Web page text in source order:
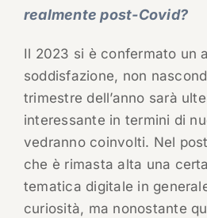
realmente post-Covid?
Il 2023 si è confermato un
soddisfazione, non
trimestre dell’anno sarà
interessante in termini di
vedranno coinvolti. Nel
che è rimasta alta una certa
tematica digitale in
curiosità, ma nonostante